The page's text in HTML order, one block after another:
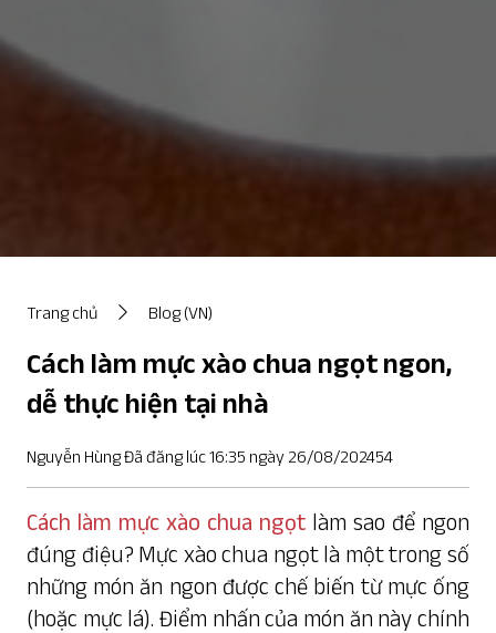
Trang chủ Blog (VN)
Cách làm mực xào chua ngọt ngon,
dễ thực hiện tại nhà
Nguyễn Hùng Đã đăng lúc 16:35 ngày 26/08/202454
Cách làm mực xào chua ngọt làm sao để ngon
đúng điệu? Mực xào chua ngọt là một trong số
những món ăn ngon được chế biến từ mực ống
(hoặc mực lá). Điểm nhấn của món ăn này chính